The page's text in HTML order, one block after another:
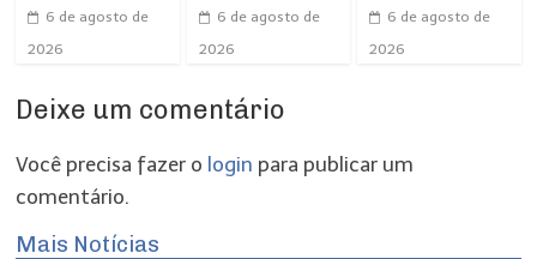
6 de agosto de
2026
6 de agosto de
2026
6 de agosto de
2026
Deixe um comentário
Você precisa fazer o login para publicar um
comentário.
Mais Notícias